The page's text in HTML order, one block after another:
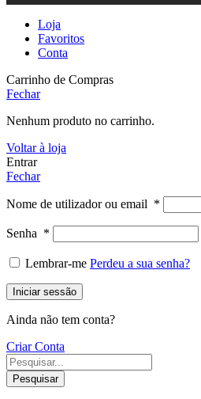
Loja
Favoritos
Conta
Carrinho de Compras
Fechar
Nenhum produto no carrinho.
Voltar à loja
Entrar
Fechar
Nome de utilizador ou email *
Senha *
Lembrar-me Perdeu a sua senha?
Iniciar sessão
Ainda não tem conta?
Criar Conta
Pesquisar